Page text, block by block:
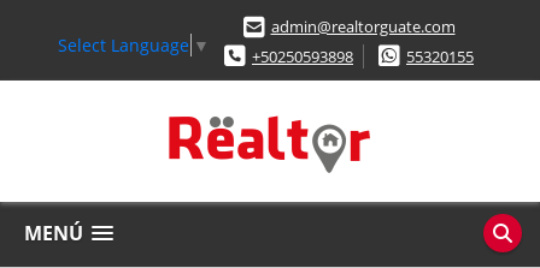
Select Language ▼
admin@realtorguate.com
+50250593898
55320155
MENÚ